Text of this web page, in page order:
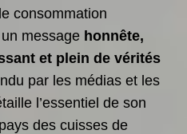
consommation
message honnête,
et plein de vérités
par les médias et les
l’essentiel de son
des cuisses de